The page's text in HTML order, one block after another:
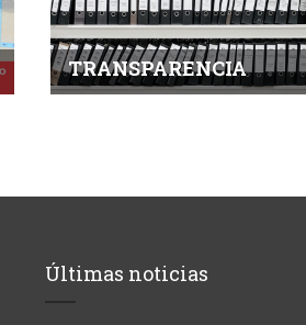
TRANSPARENCIA
Últimas noticias